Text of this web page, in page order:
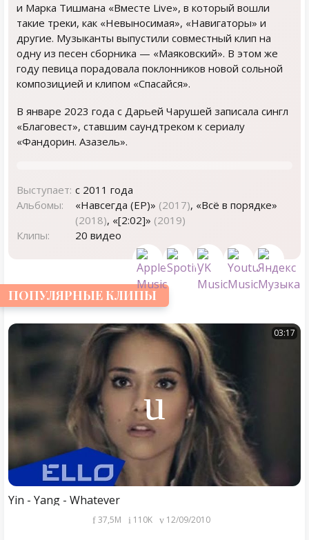
и Марка Тишмана «Вместе Live», в который вошли
такие треки, как «Невыносимая», «Навигаторы» и
другие. Музыканты выпустили совместный клип на
одну из песен сборника — «Маяковский». В этом же
году певица порадовала поклонников новой сольной
композицией и клипом «Спасайся».
В январе 2023 года с Дарьей Чарушей записала сингл
«Благовест», ставшим саундтреком к сериалу
«Фандорин. Азазель».
Выступает: с 2011 года
Альбомы:
«Навсегда (EP)» (2017), «Всё в порядке»
(2018), «[2:02]» (2019)
Клипы:
20 видео
ПОПУЛЯРНЫЕ КЛИПЫ
03:17
Yin - Yang - Whatever
37,5M 110K 12/09/2010